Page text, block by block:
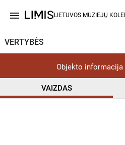
menu LIETUVOS MUZIEJŲ
VERTYBĖS
Objekto informacija
VAIZDAS
CC BY help_outline